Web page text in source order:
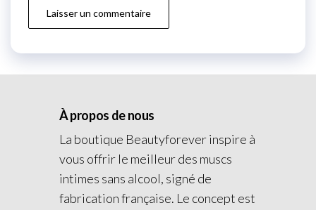
À propos de nous
La boutique Beautyforever inspire à
vous offrir le meilleur des muscs
intimes sans alcool, signé de
fabrication française. Le concept est